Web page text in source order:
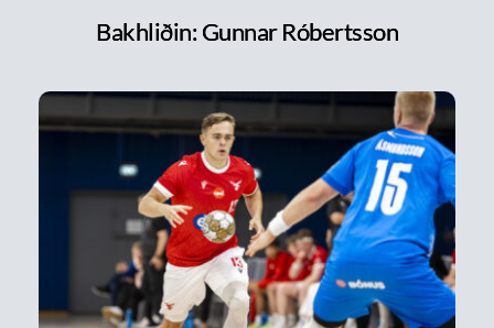
Bakhliðin: Gunnar Róbertsson